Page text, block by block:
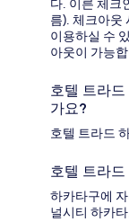
다. 이른 체크
름). 체크아웃
이용하실 수
아웃이 가능
호텔 트라
가요?
호텔 트라드
호텔 트라
하카타구에
널시티 하카